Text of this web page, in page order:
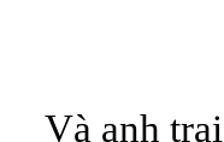
Và anh